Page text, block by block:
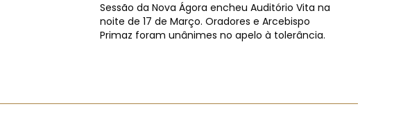
Sessão da Nova Ágora encheu Auditório Vita na
noite de 17 de Março. Oradores e Arcebispo
Primaz foram unânimes no apelo à tolerância.